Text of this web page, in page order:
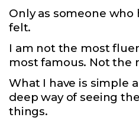
Only as someone who
felt.
I am not the most
most famous. Not the
What I have is simple
deep way of seeing
things.